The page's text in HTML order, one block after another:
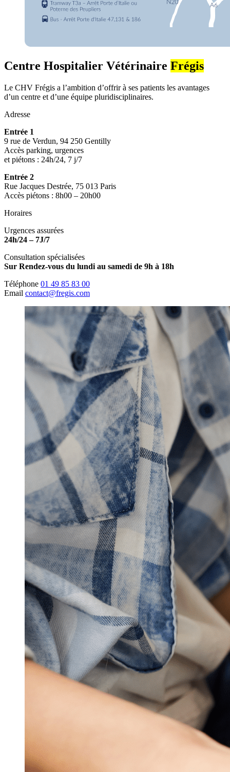
Centre Hospitalier Vétérinaire Frégis
Le CHV Frégis a l’ambition d’offrir à ses patients les avantages
d’un centre et d’une équipe pluridisciplinaires.
Adresse
Entrée 1
9 rue de Verdun, 94 250 Gentilly
Accès parking, urgences
et piétons : 24h/24, 7 j/7
Entrée 2
Rue Jacques Destrée, 75 013 Paris
Accès piétons : 8h00 – 20h00
Horaires
Urgences assurées
24h/24 – 7J/7
Consultation spécialisées
Sur Rendez-vous du lundi au samedi de 9h à 18h
Téléphone 01 49 85 83 00
Email contact@fregis.com